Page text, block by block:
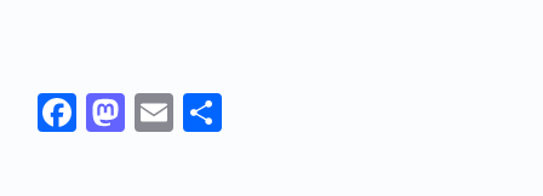
Link identifier #identifier__100687-1 F
ac
Link identifier #identifier__8734-2 M
as
Link identifier #identifier__109670-3 E
m
Link identifier #identifier__87324-4 S
h